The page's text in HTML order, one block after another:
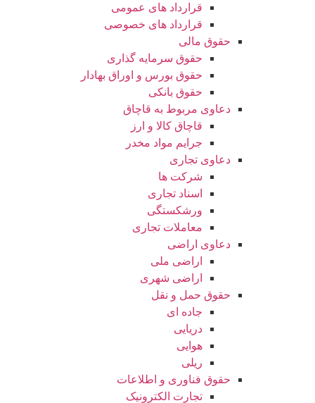
قرارداد های عمومی
قرارداد های خصوصی
حقوق مالی
حقوق سرمایه گذاری
حقوق بورس و اوراق بهادار
حقوق بانکی
دعاوی مربوط به قاچاق
قاچاق کالا و ارز
جرایم مواد مخدر
دعاوی تجاری
شرکت ها
اسناد تجاری
ورشکستگی
معاملات تجاری
دعاوی اراضی
اراضی ملی
اراضی شهری
حقوق حمل و نقل
جاده ای
دریایی
هوایی
ریلی
حقوق فناوری و اطلاعات
تجارت الکترونیک